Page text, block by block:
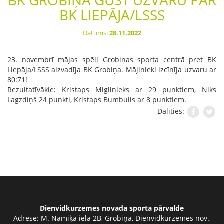
BK LIEPĀJA/LSSS
Datums:28.11.2022
23. novembrī mājas spēli Grobiņas sporta centrā pret BK
Liepāja/LSSS aizvadīja BK Grobiņa. Mājinieki izcīnīja uzvaru ar
80:71!
Rezultatīvākie: Kristaps Miglinieks ar 29 punktiem, Niks
Lagzdiņš 24 punkti, Kristaps Bumbulis ar 8 punktiem.
Dalīties:
Dienvidkurzemes novada sporta pārvalde
Adrese: M. Namiķa iela 2B, Grobiņa, Dienvidkurzemes nov.,